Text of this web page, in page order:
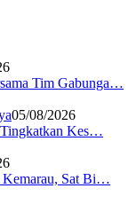
Tim Gabunga…
05/08/2026
Kes…
Kemarau, Sat Bi…